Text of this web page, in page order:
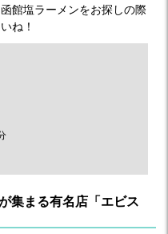
館塩ラーメンをお探しの際
ね！
集まる有名店「エビス